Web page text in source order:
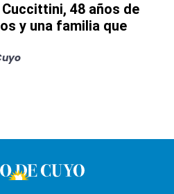
48 años de
y una familia que